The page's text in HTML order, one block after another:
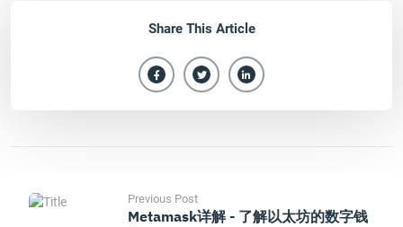
Share This Article
Previous Post
Metamask详解 - 了解以太坊的数字钱